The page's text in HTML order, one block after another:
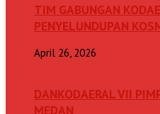
TIM GABUNGAN
PENYELUNDUPAN
April 26, 2026
DANKODAERAL VII
MEDAN